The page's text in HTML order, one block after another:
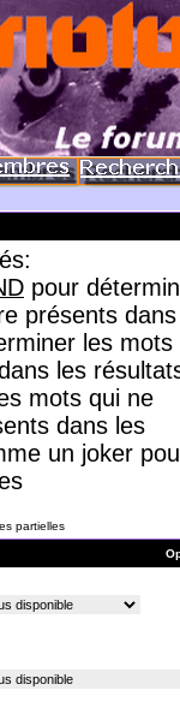
pour
présents
les mots
les
mots qui ne
dans les
un joker
partielles